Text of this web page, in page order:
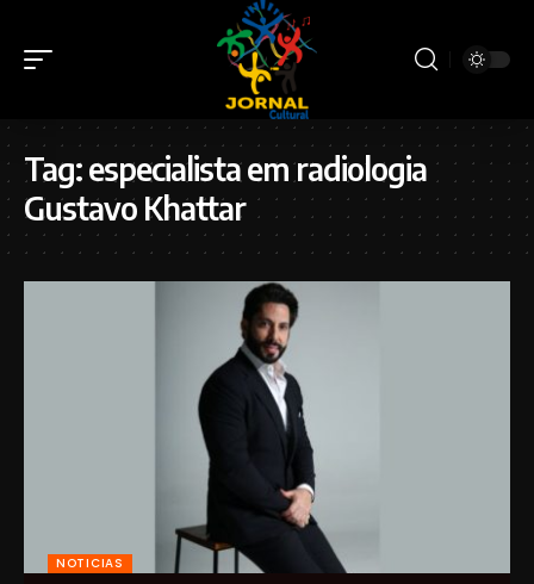
Tag:especialista em radiologia
Gustavo Khattar
NOTICIAS